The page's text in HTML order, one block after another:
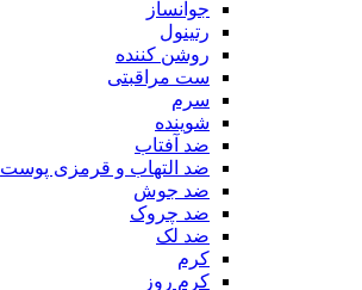
جوانساز
رتینول
روشن کننده
ست مراقبتی
سرم
شوینده
ضد آفتاب
ضد التهاب و قرمزی پوست
‌ضد جوش
ضد چروک
ضد لک
کرم
کرم روز